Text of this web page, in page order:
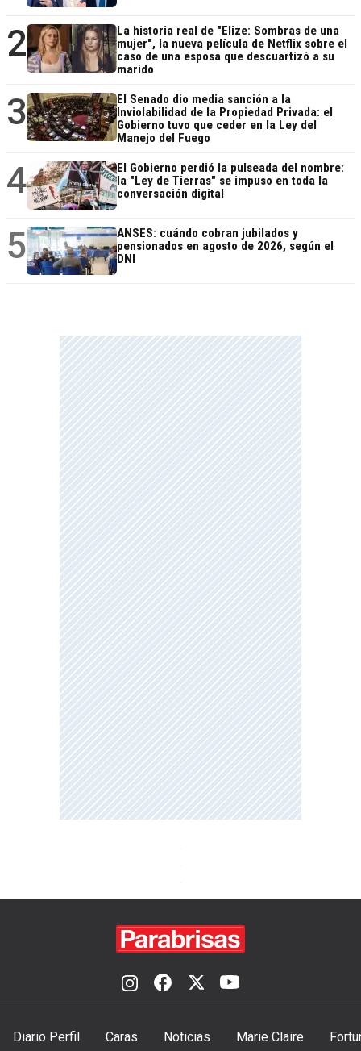
2
La historia real de "Elize: Sombras de una
mujer", la nueva película de Netflix sobre el
caso de una esposa que descuartizó a su
marido
3
El Senado dio media sanción a la
Inviolabilidad de la Propiedad Privada: el
Gobierno tuvo que ceder en la Ley del
Manejo del Fuego
4
El Gobierno perdió la pulseada del nombre:
la "Ley de Tierras" se impuso en toda la
conversación digital
5
ANSES: cuándo cobran jubilados y
pensionados en agosto de 2026, según el
DNI
Diario Perfil Caras Noticias Marie Claire